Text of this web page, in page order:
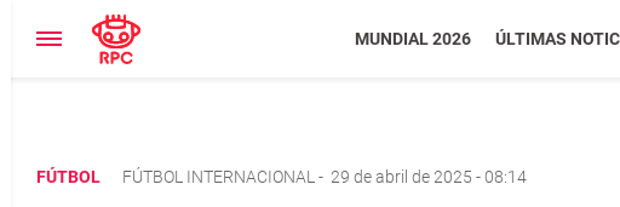
MUNDIAL 2026 ÚLTIMAS
FÚTBOL FÚTBOL INTERNACIONAL - 29 de abril de 2025 - 08:14